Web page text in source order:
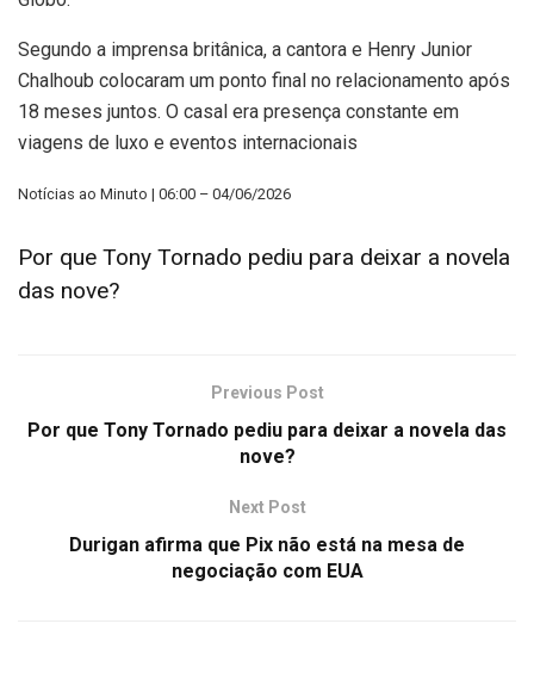
Segundo a imprensa britânica, a cantora e Henry Junior
Chalhoub colocaram um ponto final no relacionamento após
18 meses juntos. O casal era presença constante em
viagens de luxo e eventos internacionais
Notícias ao Minuto | 06:00 – 04/06/2026
Por que Tony Tornado pediu para deixar a novela
das nove?
Previous Post
Por que Tony Tornado pediu para deixar a novela das
nove?
Next Post
Durigan afirma que Pix não está na mesa de
negociação com EUA